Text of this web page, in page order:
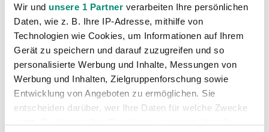
Wir und unsere 1 Partner verarbeiten Ihre persönlichen
Daten, wie z. B. Ihre IP-Adresse, mithilfe von
Technologien wie Cookies, um Informationen auf Ihrem
Gerät zu speichern und darauf zuzugreifen und so
personalisierte Werbung und Inhalte, Messungen von
Werbung und Inhalten, Zielgruppenforschung sowie
Entwicklung von Angeboten zu ermöglichen. Sie
entscheiden darüber, wer Ihre Daten für welche Zwecke